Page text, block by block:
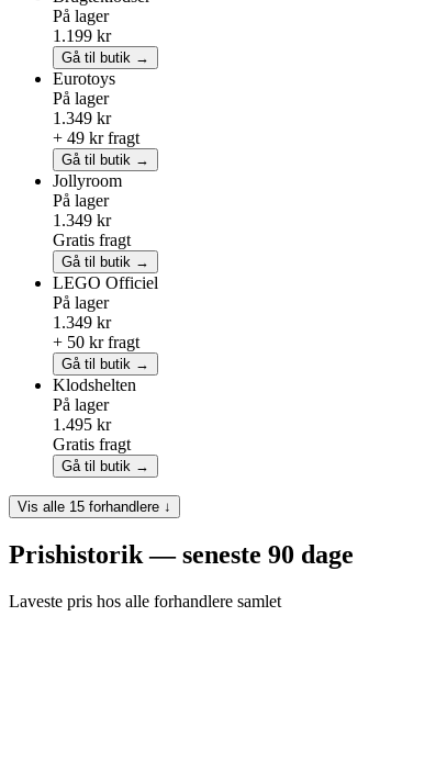
På lager
1.199 kr
Gå til butik →
Eurotoys
På lager
1.349 kr
+ 49 kr fragt
Gå til butik →
Jollyroom
På lager
1.349 kr
Gratis fragt
Gå til butik →
LEGO Officiel
På lager
1.349 kr
+ 50 kr fragt
Gå til butik →
Klodshelten
På lager
1.495 kr
Gratis fragt
Gå til butik →
Vis alle 15 forhandlere ↓
Prishistorik — seneste 90 dage
Laveste pris hos alle forhandlere samlet